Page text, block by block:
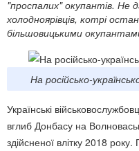
"проспалих" окупантів. Не
холодноярівців, котрі
більшовицькими
На російсько-
Українські
вглиб Донбасу на
здійсненої влітку 2018